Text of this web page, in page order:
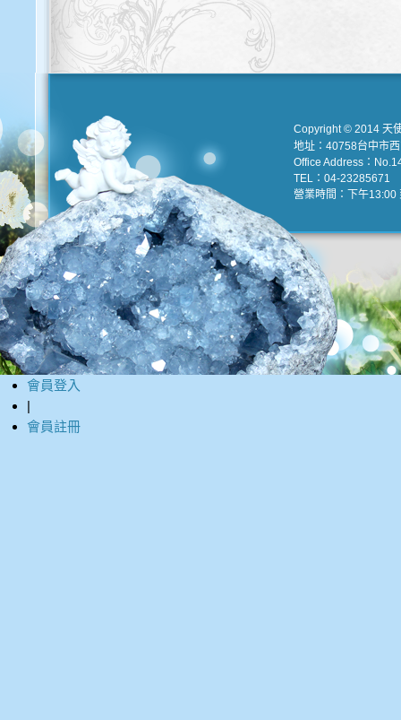
Copyright © 2014 天
地址：40758台中市
Office Address：
TEL：04-23285671
營業時間：下午13:00
會員登入
|
會員註冊